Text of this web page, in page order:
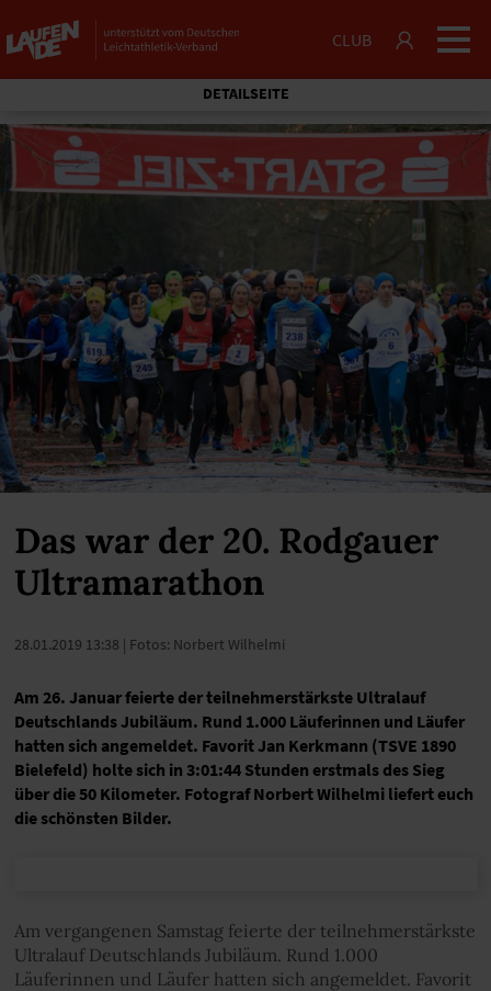
CLUB
DETAILSEITE
Das war der 20. Rodgauer
Ultramarathon
28.01.2019 13:38 | Fotos: Norbert Wilhelmi
Am 26. Januar feierte der teilnehmerstärkste Ultralauf
Deutschlands Jubiläum. Rund 1.000 Läuferinnen und Läufer
hatten sich angemeldet. Favorit Jan Kerkmann (TSVE 1890
Bielefeld) holte sich in 3:01:44 Stunden erstmals des Sieg
über die 50 Kilometer. Fotograf Norbert Wilhelmi liefert euch
die schönsten Bilder.
Am vergangenen Samstag feierte der teilnehmerstärkste
Ultralauf Deutschlands Jubiläum. Rund 1.000
Läuferinnen und Läufer hatten sich angemeldet. Favorit